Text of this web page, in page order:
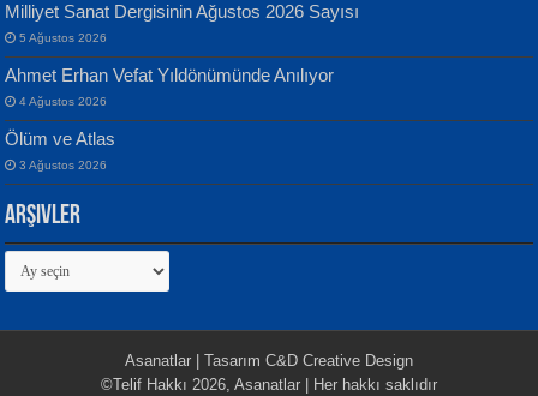
EKREM KARABABA
MEHMET ALİ BAL
Aliyah’a...
İsmail Aydos
İnkisar...
Ekim Betül Uçar
Milliyet Sanat Dergisinin Ağustos 2026 Sayısı
5 Ağustos 2026
Ahmet Erhan Vefat Yıldönümünde Anılıyor
4 Ağustos 2026
Ölüm ve Atlas
3 Ağustos 2026
Arşivler
Arşivler
Asanatlar | Tasarım C&D Creative Design
©Telif Hakkı 2026, Asanatlar | Her hakkı saklıdır